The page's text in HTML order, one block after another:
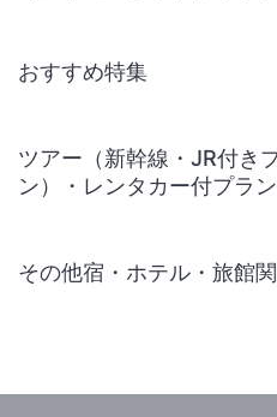
おすすめ特集
ツアー（新幹線・JR付き
ン）・レンタカー付プラ
その他宿・ホテル・旅館